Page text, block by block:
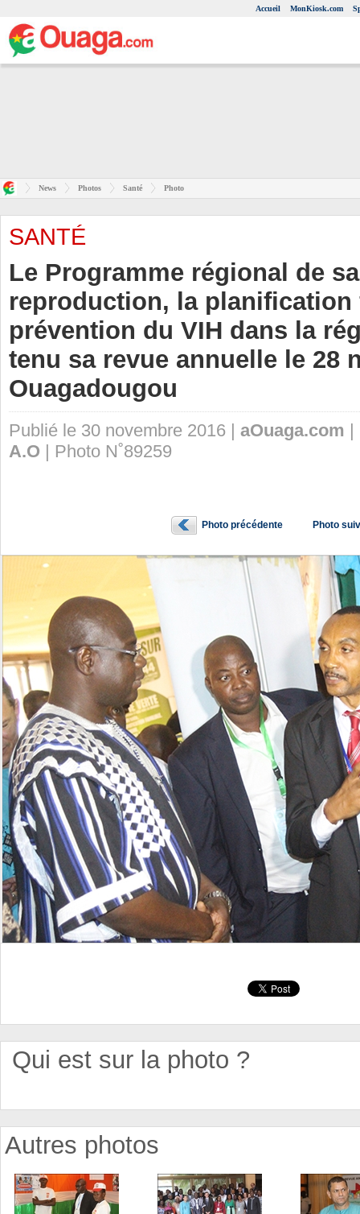
Accueil MonKiosk.com
News Photos Santé Photo
SANTÉ
Le Programme régional de
reproduction, la planification
prévention du VIH dans la
tenu sa revue annuelle le 28
Ouagadougou
Publié le 30 novembre 2016 | aOuaga.com |
A.O | Photo N˚89259
Photo précédente Photo
Qui est sur la photo ?
Autres photos